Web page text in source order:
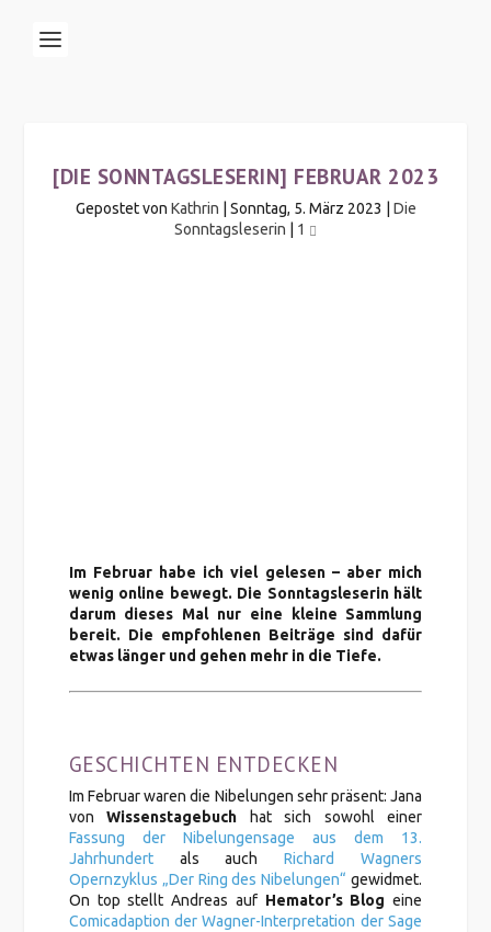
[DIE SONNTAGSLESERIN] FEBRUAR 2023
Gepostet von Kathrin Sonntag, 5. März 2023
Die
Sonntagsleserin
1
Im Februar habe ich viel gelesen – aber mich
wenig online bewegt. Die Sonntagsleserin hält
darum dieses Mal nur eine kleine Sammlung
bereit. Die empfohlenen Beiträge sind dafür
etwas länger und gehen mehr in die Tiefe.
GESCHICHTEN ENTDECKEN
Im Februar waren die Nibelungen sehr präsent: Jana
vonWissenstagebuch hat sich sowohl einer
Fassung der Nibelungensage aus dem 13.
Jahrhundertals auchRichard Wagners
Opernzyklus „Der Ring des Nibelungen“ gewidmet.
On top stellt Andreas auf Hemator’s Blog eine
Comicadaption der Wagner-Interpretation der Sage